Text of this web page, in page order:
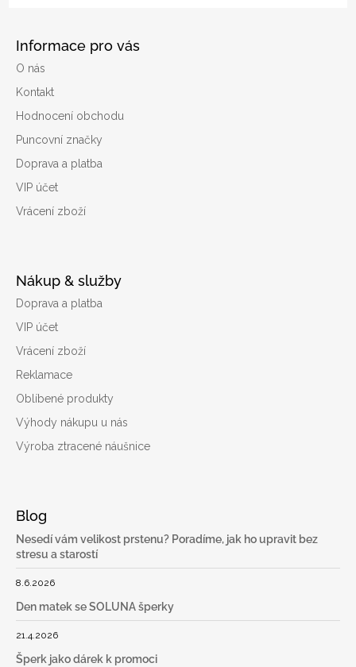
Informace pro vás
O nás
Kontakt
Hodnocení obchodu
Puncovní značky
Doprava a platba
VIP účet
Vrácení zboží
Nákup & služby
Doprava a platba
VIP účet
Vrácení zboží
Reklamace
Oblíbené produkty
Výhody nákupu u nás
Výroba ztracené náušnice
Blog
Nesedí vám velikost prstenu? Poradíme, jak ho upravit bez
stresu a starostí
8.6.2026
Den matek se SOLUNA šperky
21.4.2026
Šperk jako dárek k promoci